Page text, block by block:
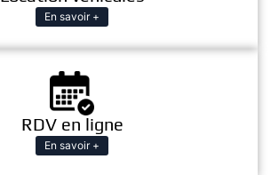
En savoir +
RDV en ligne
En savoir +